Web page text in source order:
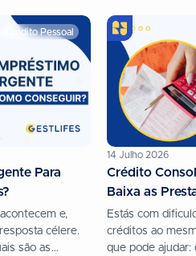
Crédito Pessoal
Para
e,
célere.
são as
14 Julho 2026
Crédito
Baixa as
Estás com
créditos ao
que pode ajudar: